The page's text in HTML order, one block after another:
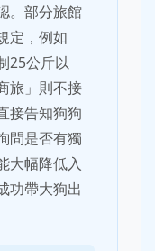
。部分旅館
定，例如
25公斤以
旅」則不接
接告知狗狗
問是否有獨
大幅降低入
功帶大狗出